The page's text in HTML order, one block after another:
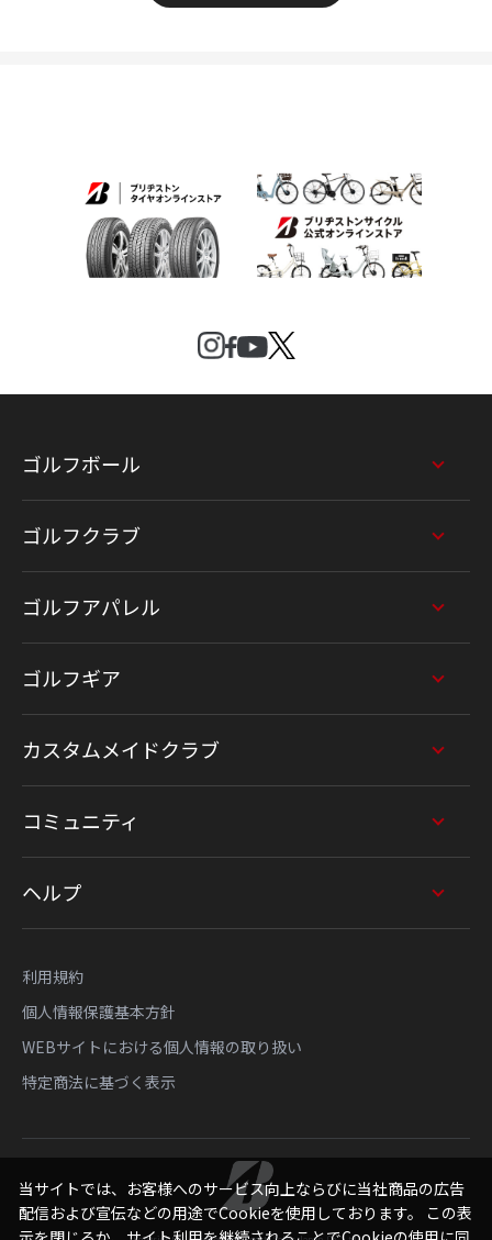
ゴルフボール
ゴルフクラブ
ゴルフアパレル
ゴルフギア
カスタムメイドクラブ
コミュニティ
ヘルプ
利用規約
個人情報保護基本方針
WEBサイトにおける個人情報の取り扱い
特定商法に基づく表示
当サイトでは、お客様へのサービス向上ならびに当社商品の広告
配信および宣伝などの用途でCookieを使用しております。 この表